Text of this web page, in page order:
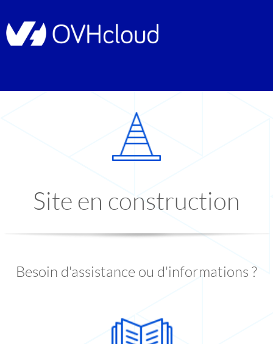
Site en construction
Besoin d'assistance ou d'informations ?